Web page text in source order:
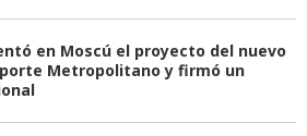
en Moscú el proyecto del nuevo
Metropolitano y firmó un